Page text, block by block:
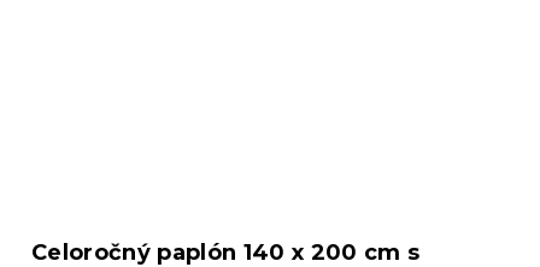
Celoročný paplón 140 x 200 cm s